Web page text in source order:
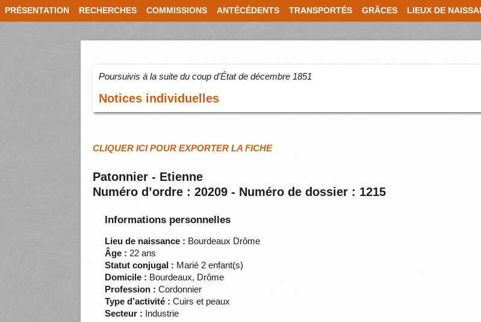
PRÉSENTATION RECHERCHES COMMISSIONS ANTÉCÉDENTS TRANSPORTÉS GRÂCES LIEUX DE
Poursuivis à la suite du coup d’État de décembre 1851
Notices individuelles
CLIQUER ICI POUR EXPORTER LA FICHE
Patonnier - Etienne
Numéro d’ordre : 20209 - Numéro de dossier : 1215
Informations personnelles
Lieu de naissance : Bourdeaux Drôme
Âge : 22 ans
Statut conjugal : Marié 2 enfant(s)
Domicile : Bourdeaux, Drôme
Profession : Cordonnier
Type d’activité : Cuirs et peaux
Secteur : Industrie